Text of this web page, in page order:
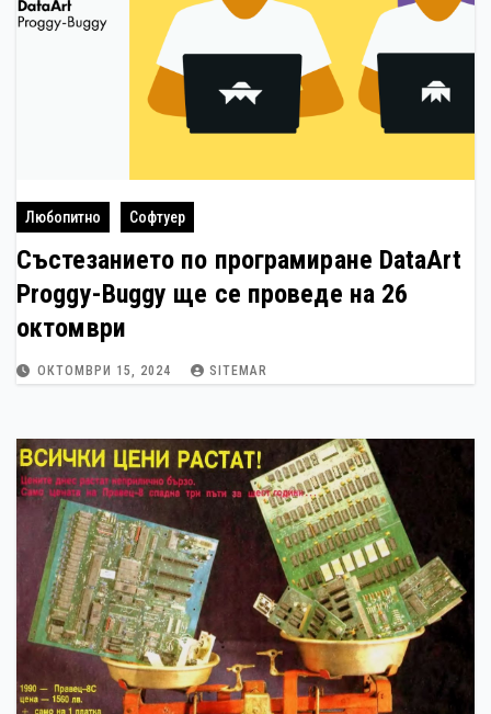
Любопитно Софтуер
Състезанието по програмиране DataArt
Proggy-Buggy ще се проведе на 26
октомври
ОКТОМВРИ 15, 2024 SITEMAR